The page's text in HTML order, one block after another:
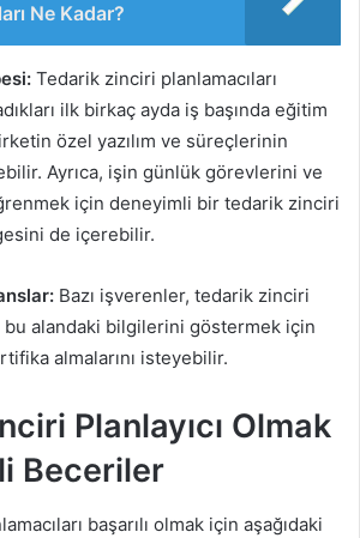
Ne Kadar?
Tedarik zinciri planlamacıları
ilk birkaç ayda iş başında eğitim
özel yazılım ve süreçlerinin
Ayrıca, işin günlük görevlerini ve
için deneyimli bir tedarik zinciri
de içerebilir.
Bazı işverenler, tedarik zinciri
bu alandaki bilgilerini göstermek için
almalarını isteyebilir.
Planlayıcı Olmak
Beceriler
başarılı olmak için aşağıdaki